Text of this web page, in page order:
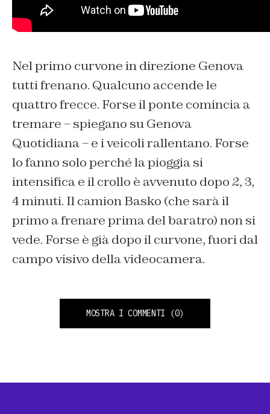
Nel primo curvone in direzione Genova
tutti frenano. Qualcuno accende le
quattro frecce. Forse il ponte comincia a
tremare – spiegano su Genova
Quotidiana – e i veicoli rallentano. Forse
lo fanno solo perché la pioggia si
intensifica e il crollo è avvenuto dopo 2, 3,
4 minuti. Il camion Basko (che sarà il
primo a frenare prima del baratro) non si
vede. Forse è già dopo il curvone, fuori dal
campo visivo della videocamera.
MOSTRA I COMMENTI (0)